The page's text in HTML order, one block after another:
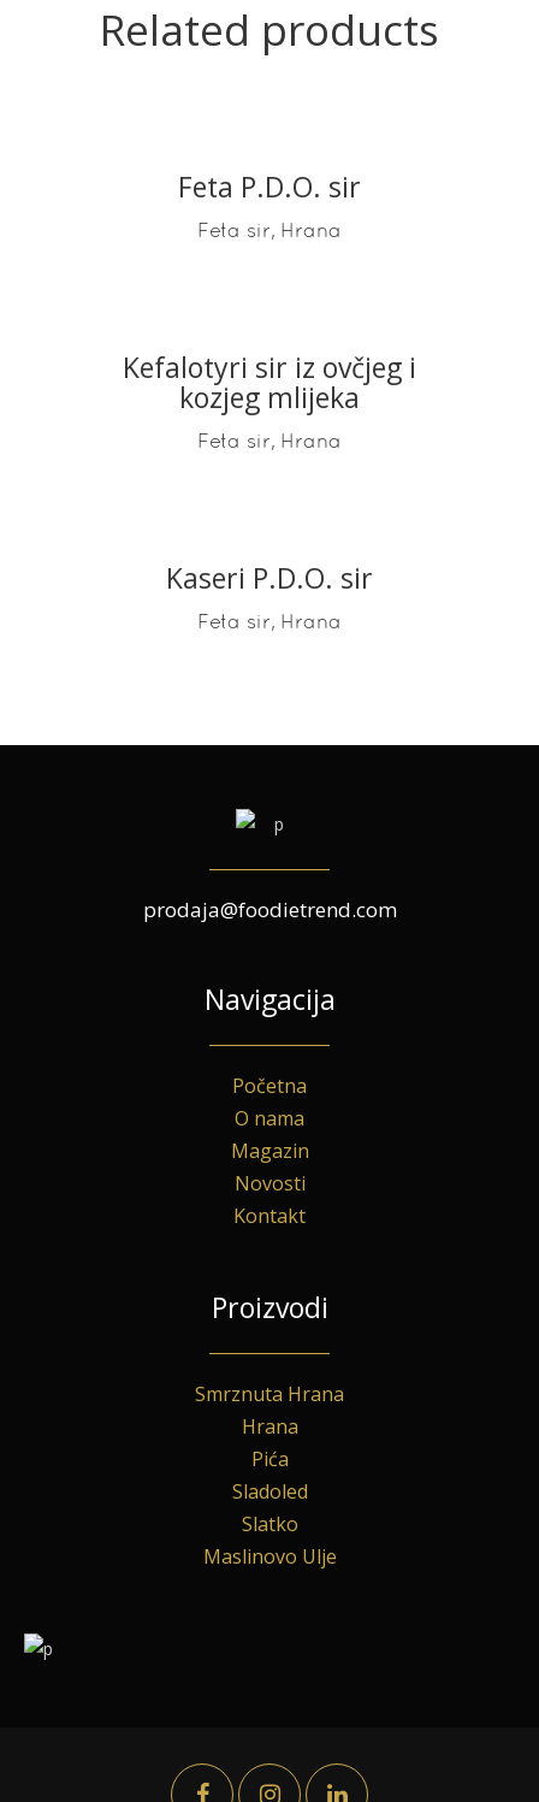
Related products
READ MORE
Feta P.D.O. sir
Feta sir, Hrana
READ MORE
Kefalotyri sir iz ovčjeg i
kozjeg mlijeka
Feta sir, Hrana
READ MORE
Kaseri P.D.O. sir
Feta sir, Hrana
prodaja@foodietrend.com
Navigacija
Početna
O nama
Magazin
Novosti
Kontakt
Proizvodi
Smrznuta Hrana
Hrana
Pića
Sladoled
Slatko
Maslinovo Ulje